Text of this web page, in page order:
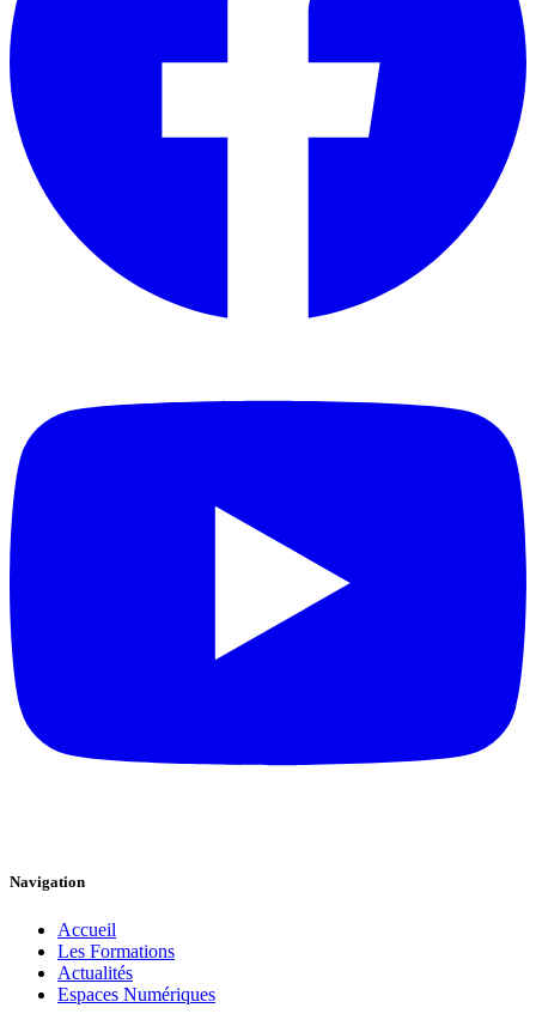
Navigation
Accueil
Les Formations
Actualités
Espaces Numériques